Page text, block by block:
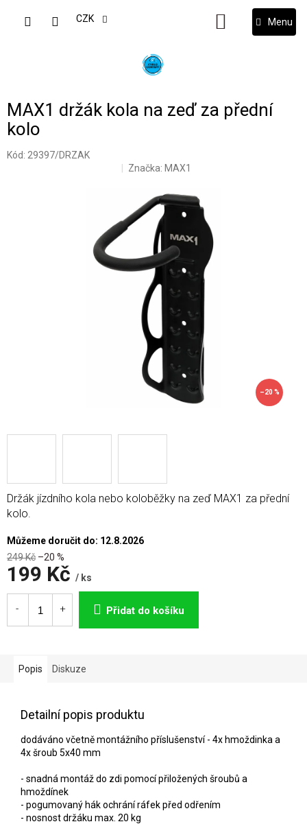
CZK
NÁKUPNÍ
KOŠÍK
MAX1 držák kola na zeď za přední
kolo
Kód: 29397/DRZAK
Značka: MAX1
–20 %
249 Kč –20 %
199 Kč / ks
Měrná
cena:
Můžeme doručit do: 12.8.2026
Přidat do košíku
Držák jízdního kola nebo koloběžky na zeď MAX1 za přední
kolo.
Popis Diskuze
Detailní popis produktu
dodáváno včetně montážního příslušenství - 4x hmoždinka a
4x šroub 5x40 mm
- snadná montáž do zdi pomocí přiložených šroubů a
hmoždínek
- pogumovaný hák ochrání ráfek před odřením
- nosnost držáku max. 20 kg